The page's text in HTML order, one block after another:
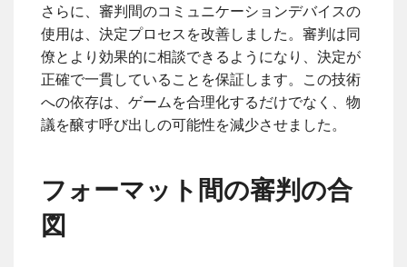
さらに、審判間のコミュニケーションデバイスの
使用は、決定プロセスを改善しました。審判は同
僚とより効果的に相談できるようになり、決定が
正確で一貫していることを保証します。この技術
への依存は、ゲームを合理化するだけでなく、物
議を醸す呼び出しの可能性を減少させました。
フォーマット間の審判の合
図